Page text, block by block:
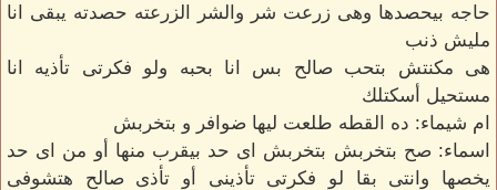
حاجه بيحصدها وهى زرعت شر والشر الزرعته حصدته يبقى انا
مليش ذنب
هى مكنتش بتحب صالح بس انا بحبه ولو فكرتى تأذيه انا
مستحيل أسكتلك
ام شيماء: ده القطه طلعت ليها ضوافر و بتخربش
اسماء: صح بتخربش بتخربش اى حد بيقرب منها أو من اى حد
يخصها وانتى بقا لو فكرتى تأذينى أو تأذى صالح هتشوفى